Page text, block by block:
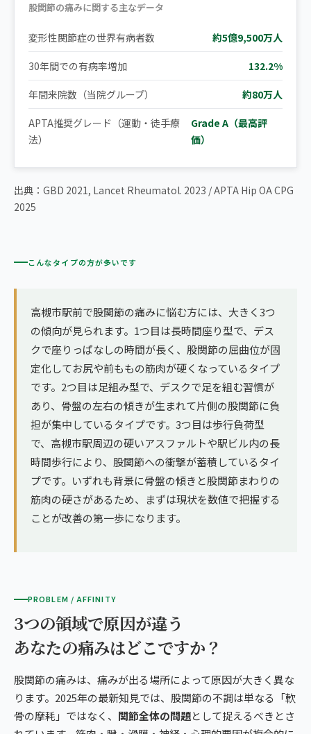
股関節の痛みに関する主なデータ
変形性関節症の世界有病者数 約5億9,500万人
30年間での有病率増加 132.2%
年間来院数（当院グループ） 約80万人
APTA推奨グレード（運動・徒手療
法）
Grade A（最高評
価）
出典：GBD 2021, Lancet Rheumatol. 2023 / APTA Hip OA CPG
2025
こんなタイプの方が多いです
高槻市駅前で股関節の痛みに悩む方には、大きく3つ
の傾向が見られます。1つ目は長時間座り型で、デス
クで座りっぱなしの時間が長く、股関節の屈曲位が固
定化してお尻や前ももの筋肉が硬くなっているタイプ
です。2つ目は足組み型で、デスクで足を組む習慣が
あり、骨盤の左右の傾きが生まれて片側の股関節に負
担が集中しているタイプです。3つ目は歩行負荷型
で、高槻市駅周辺の硬いアスファルトや駅ビル内の長
時間歩行により、股関節への衝撃が蓄積しているタイ
プです。いずれも背景に骨盤の傾きと股関節まわりの
筋肉の硬さがあるため、まずは現状を数値で把握する
ことが改善の第一歩になります。
PROBLEM / AFFINITY
3つの領域で原因が違う
あなたの痛みはどこですか？
股関節の痛みは、痛みが出る場所によって原因が大きく異な
ります。2025年の最新知見では、股関節の不調は単なる「軟
骨の摩耗」ではなく、 関節全体の問題として捉えるべきとさ